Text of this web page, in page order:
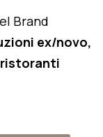
Brand
ex/novo,